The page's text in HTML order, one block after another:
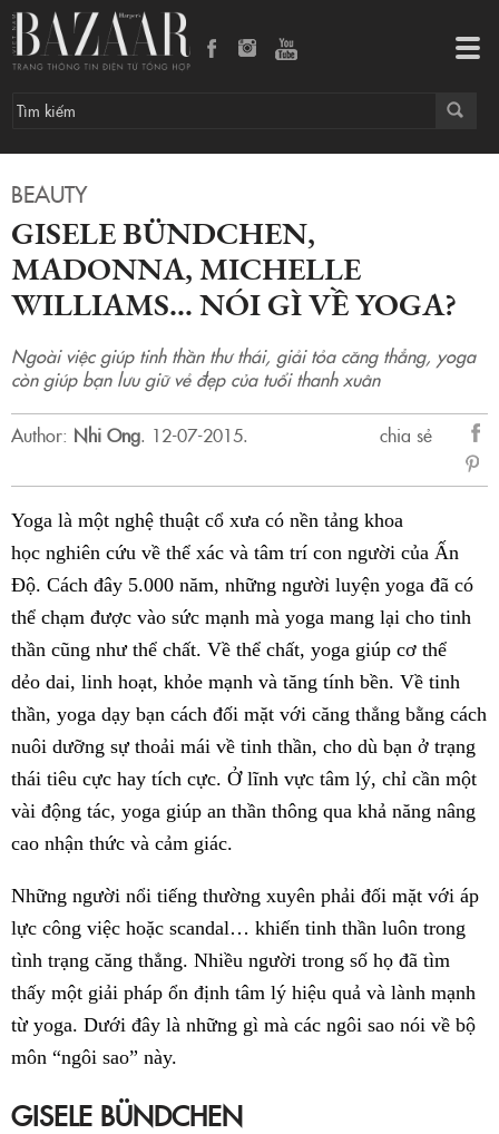
BEAUTY
GISELE BÜNDCHEN,
MADONNA, MICHELLE
WILLIAMS… NÓI GÌ VỀ YOGA?
Ngoài việc giúp tinh thần thư thái, giải tỏa căng thẳng, yoga
còn giúp bạn lưu giữ vẻ đẹp của tuổi thanh xuân
Author: Nhi Ong. 12-07-2015.
chia sẻ
sẻ
Yoga là một nghệ thuật cổ xưa có nền tảng khoa
học nghiên cứu về thể xác và tâm trí con người của Ấn
Độ. Cách đây 5.000 năm, những người luyện yoga đã có
thể chạm được vào sức mạnh mà yoga mang lại cho tinh
thần cũng như thể chất. Về thể chất, yoga giúp cơ thể
dẻo dai, linh hoạt, khỏe mạnh và tăng tính bền. Về tinh
thần, yoga dạy bạn cách đối mặt với căng thẳng bằng cách
nuôi dưỡng sự thoải mái về tinh thần, cho dù bạn ở trạng
thái tiêu cực hay tích cực. Ở lĩnh vực tâm lý, chỉ cần một
vài động tác, yoga giúp an thần thông qua khả năng nâng
cao nhận thức và cảm giác.
Những người nổi tiếng thường xuyên phải đối mặt với áp
lực công việc hoặc scandal… khiến tinh thần luôn trong
tình trạng căng thẳng. Nhiều người trong số họ đã tìm
thấy một giải pháp ổn định tâm lý hiệu quả và lành mạnh
từ yoga. Dưới đây là những gì mà các ngôi sao nói về bộ
môn “ngôi sao” này.
GISELE BÜNDCHEN